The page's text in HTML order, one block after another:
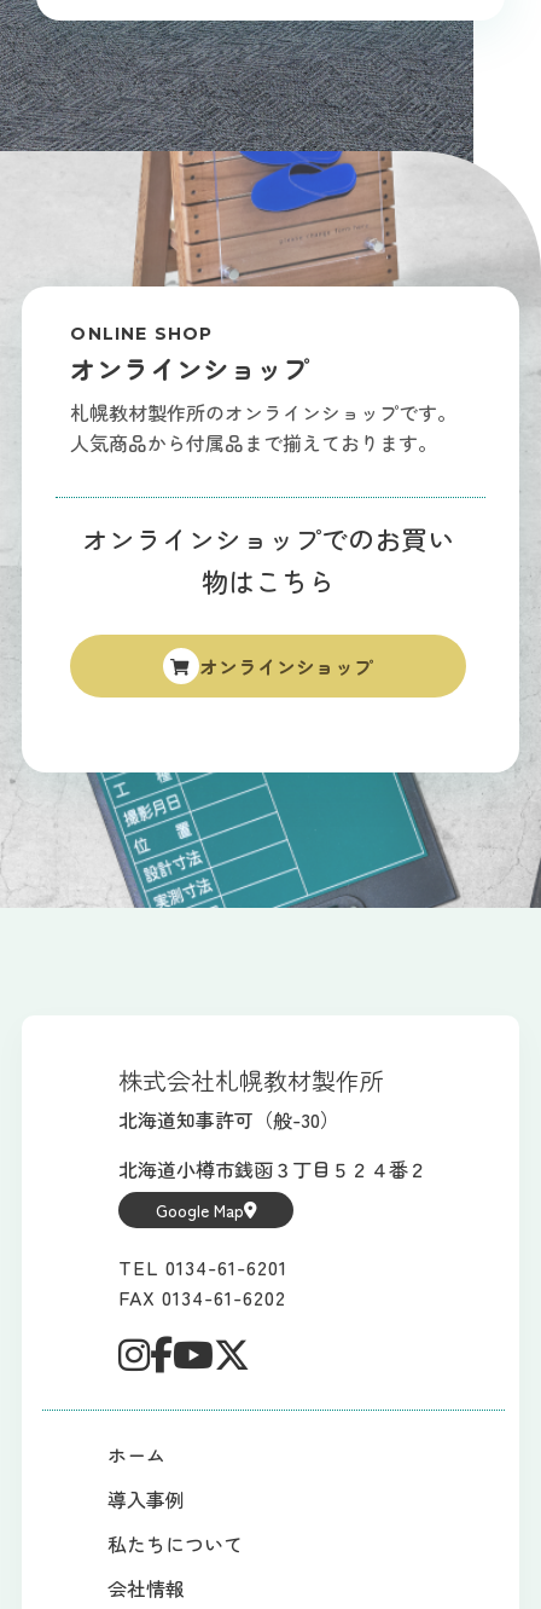
ONLINE SHOP
オンラインショップ
札幌教材製作所のオンラインショップです。
人気商品から付属品まで揃えております。
オンラインショップでのお買い
物はこちら
オンラインショップ
株式会社札幌教材製作所
北海道知事許可（般-30）
北海道小樽市銭函３丁目５２４番２
Google Map
TEL 0134-61-6201
FAX 0134-61-6202
ホーム
導入事例
私たちについて
会社情報